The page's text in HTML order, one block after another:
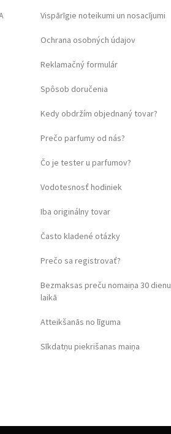
Vispārīgie noteikumi un nosacījumi
Ochrana osobných údajov
Reklamačný formulár
Spôsob doručenia
Kedy obdržím objednaný tovar?
Prečo parfumy od nás?
Čo je tester u parfumov?
Vodotesnosť hodiniek
Iba originálny tovar
Často kladené otázky
Prečo sa registrovať?
Bezmaksas preču nomaiņa 30 dienu
laikā
Atteikšanās no līguma
Sīkdatņu piekrišanas maiņa